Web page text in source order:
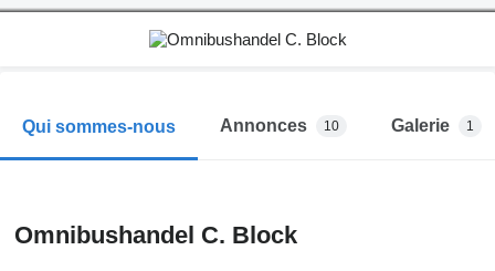
Qui sommes-nous Annonces 10 Galerie 1
Omnibushandel C. Block